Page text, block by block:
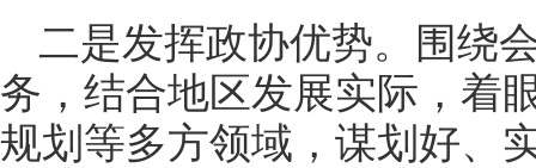
二是发挥政协优势。围绕
务，结合地区发展实际，着
规划等多方领域，谋划好、